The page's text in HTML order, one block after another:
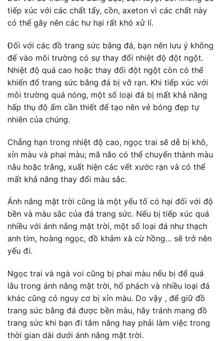
tiếp xúc với các chất tẩy, cồn, axeton vì các chất này
có thể gây nên các hư hại rất khó xử lí.
Đối với các đồ trang sức bằng đá, bạn nên lưu ý không
để vào môi trường có sự thay đổi nhiệt độ đột ngột.
Nhiệt độ quá cao hoặc thay đổi đột ngột còn có thể
khiến đổ trang sức bằng đá bị vỡ rạn. Khi tiếp xúc với
môi trường quá nóng, một số loại đá bị mất khả năng
hấp thụ độ ẩm cần thiết để tạo nên vẻ bóng đẹp tự
nhiên của chúng.
Chẳng hạn trong nhiệt độ cao, ngọc trai sẽ dễ bị khô,
xỉn màu và phai màu; mã não có thể chuyển thành màu
nâu hoặc trắng, xuất hiện các vết xước rạn và có thể
mất khả năng thay đổi màu sắc.
Ánh nắng mặt trời cũng là một yếu tố có hại đối với độ
bền và màu sắc của đá trang sức. Nếu bị tiếp xúc quá
nhiều với ánh nắng mặt trời, một số loại đá như thạch
anh tím, hoàng ngọc, đồ khảm xà cừ hồng… sẽ trở nên
yếu đi.
Ngọc trai và ngà voi cũng bị phai màu nếu bị để quá
lâu trong ánh nắng mặt trời, hổ phách và nhiều loại đá
khác cũng có nguy cơ bị xỉn màu. Do vậy , để giữ đồ
trang sức bằng đá được bền màu, hãy tránh mang đồ
trang sức khi bạn đi tắm nắng hay phải làm việc trong
thời gian dài dưới ánh nắng mặt trời.